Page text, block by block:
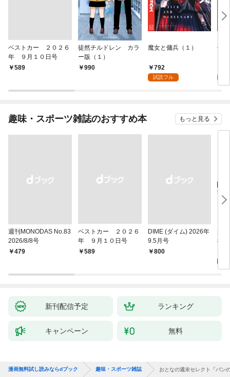
ベストカー ２０２６
年 ９月１０日号
￥589
徒然チルドレン カラ
ー版（１）
990
魔女と傭兵（１）
792
試読フル
信
ガ
９
『
（
趣味・スポーツ雑誌のおすすめ本 もっと見る
週刊MONODAS No.83
2026/8/8号
￥479
ベストカー ２０２６
年 ９月１０日号
￥589
DIME (ダイム) 2026年
9.5月号
￥800
週
8/
新刊配信予定 ランキング
キャンペーン 無料
漫画無料試し読みならdブック 趣味・スポーツ雑誌 おとなの週末セレクト「パン